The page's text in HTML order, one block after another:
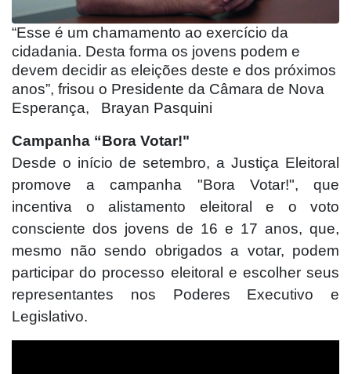
“Esse é um chamamento ao exercício da
cidadania. Desta forma os jovens podem e
devem decidir as eleições deste e dos próximos
anos”, frisou o Presidente da Câmara de Nova
Esperança, Brayan Pasquini
Campanha “Bora Votar!"
Desde o início de setembro, a Justiça Eleitoral
promove a campanha "Bora Votar!", que
incentiva o alistamento eleitoral e o voto
consciente dos jovens de 16 e 17 anos, que,
mesmo não sendo obrigados a votar, podem
participar do processo eleitoral e escolher seus
representantes nos Poderes Executivo e
Legislativo.